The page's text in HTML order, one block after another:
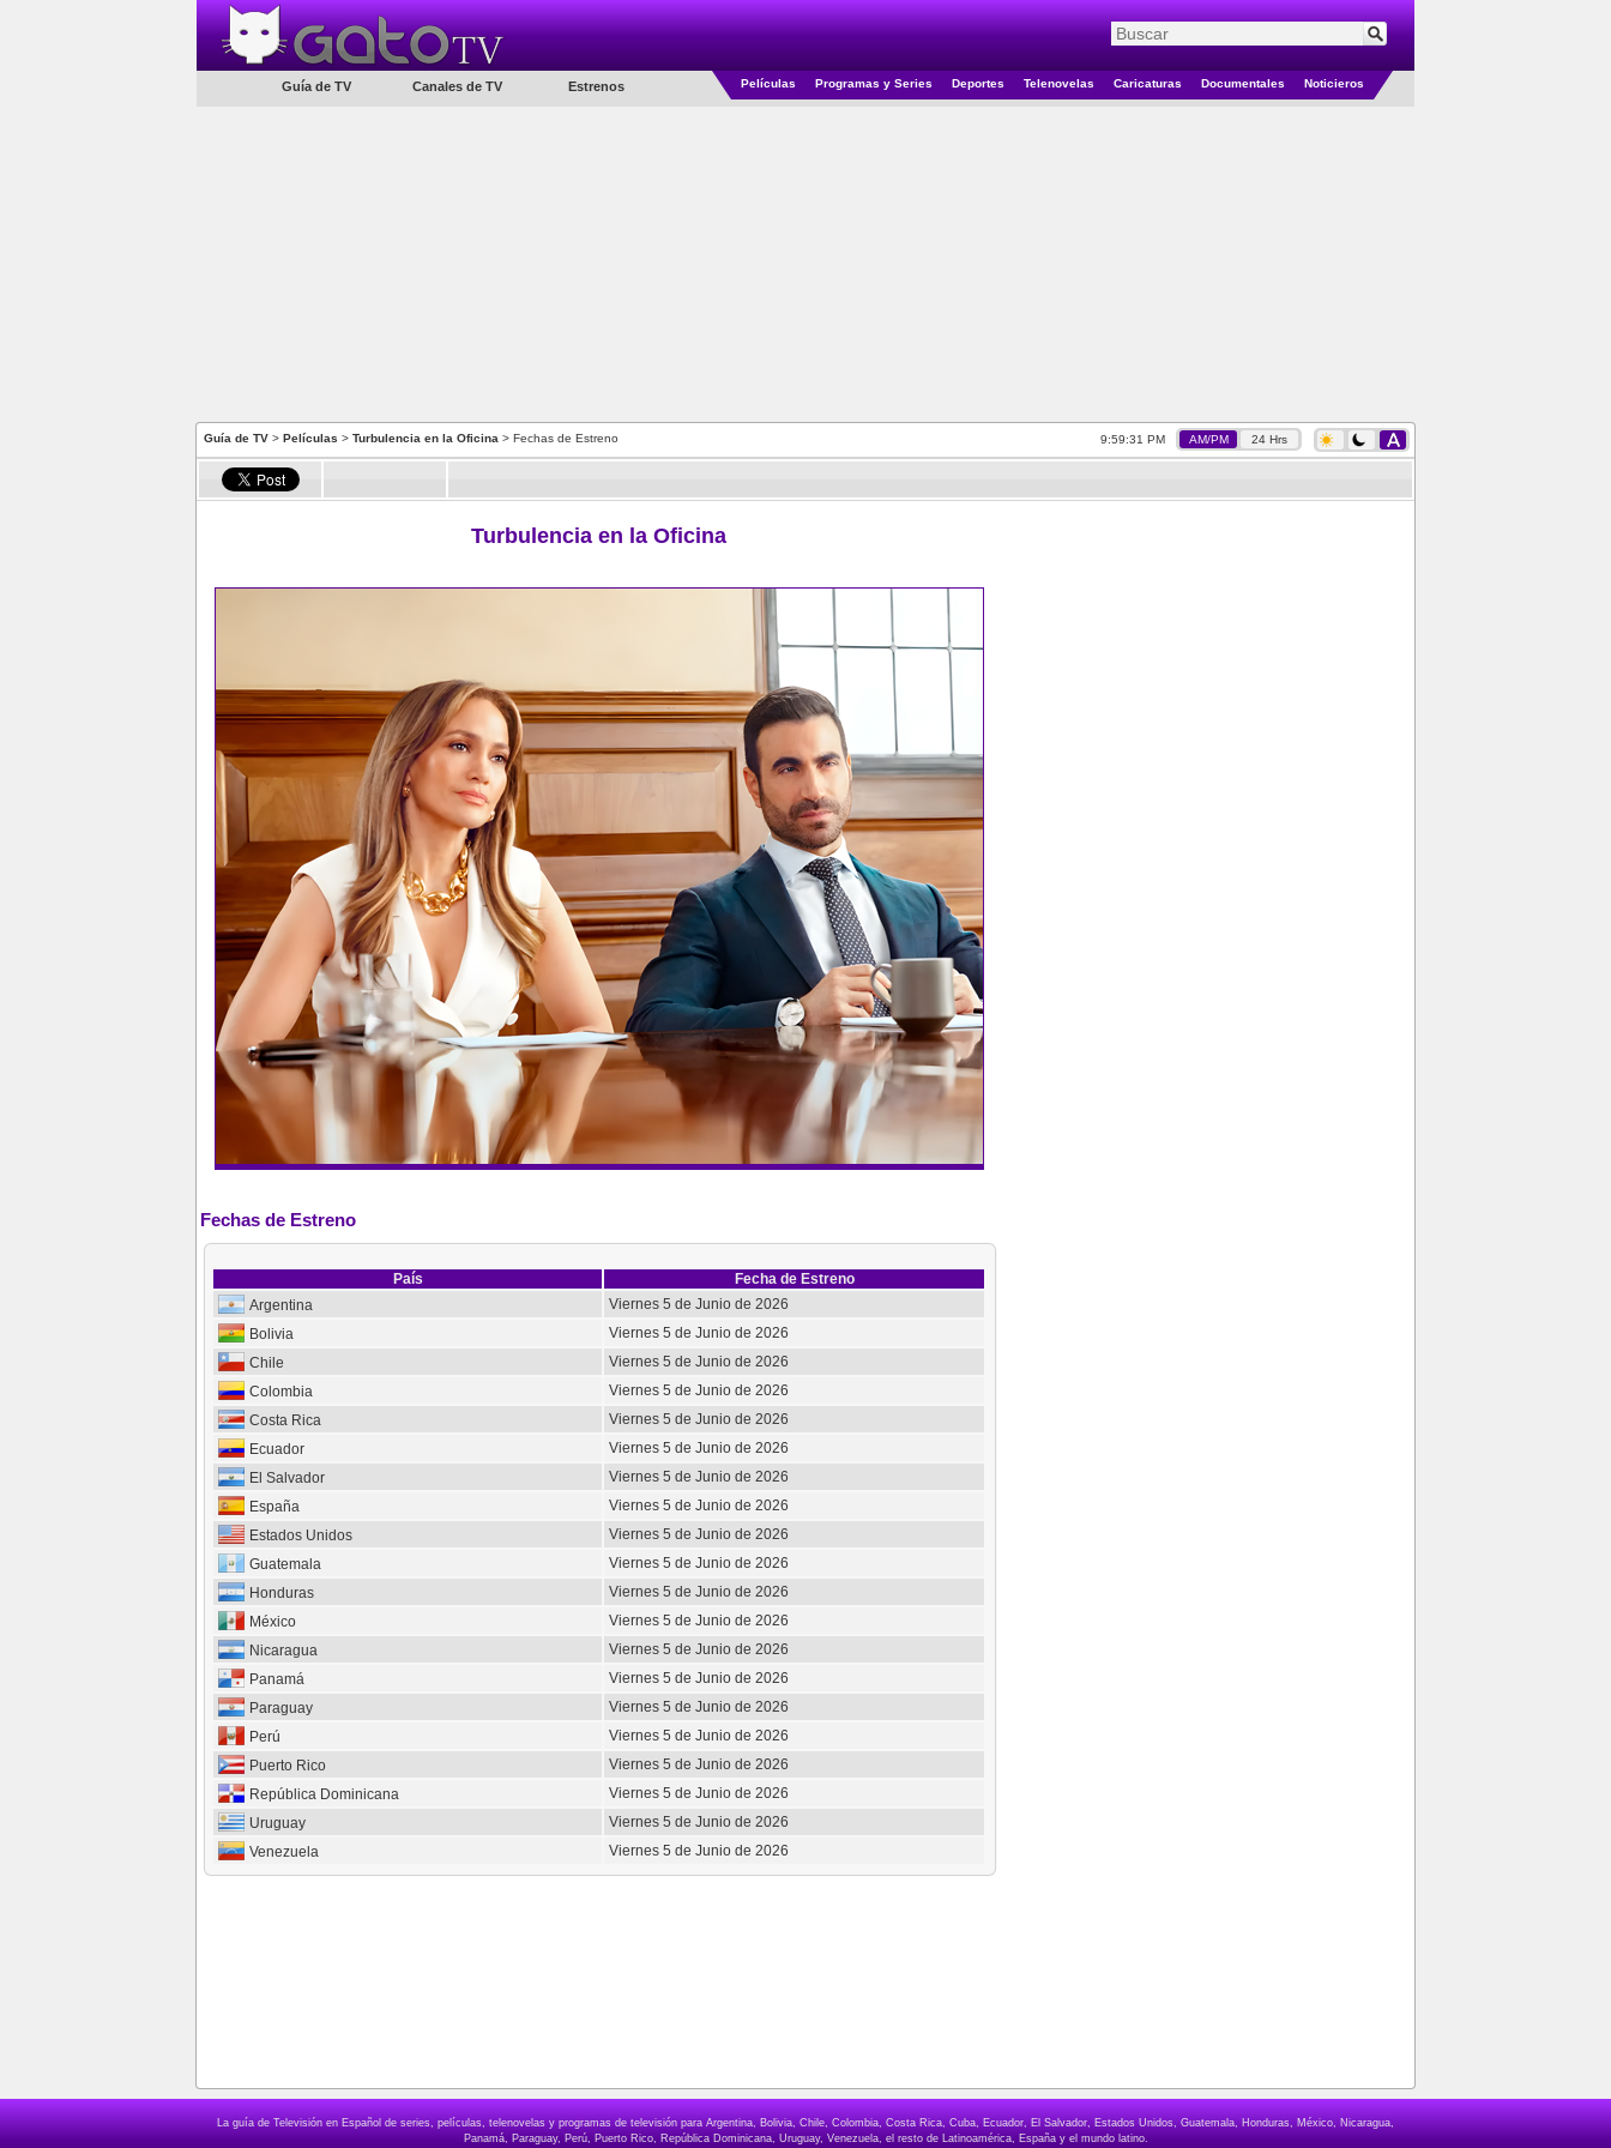
Guía de TV Canales de TV Estrenos Películas Programas y Series Deportes Telenovelas Caricaturas Documentales Noticieros
Guía de TV > Películas > Turbulencia en la Oficina > Fechas de Estreno 9:59:32 PM AM/PM 24 Hrs
Turbulencia en la Oficina
Fechas de Estreno
País
Fecha de Estreno
Argentina
Viernes 5 de Junio de 2026
Bolivia
Viernes 5 de Junio de 2026
Chile
Viernes 5 de Junio de 2026
Colombia
Viernes 5 de Junio de 2026
Costa Rica
Viernes 5 de Junio de 2026
Ecuador
Viernes 5 de Junio de 2026
El Salvador
Viernes 5 de Junio de 2026
España
Viernes 5 de Junio de 2026
Estados Unidos
Viernes 5 de Junio de 2026
Guatemala
Viernes 5 de Junio de 2026
Honduras
Viernes 5 de Junio de 2026
México
Viernes 5 de Junio de 2026
Nicaragua
Viernes 5 de Junio de 2026
Panamá
Viernes 5 de Junio de 2026
Paraguay
Viernes 5 de Junio de 2026
Perú
Viernes 5 de Junio de 2026
Puerto Rico
Viernes 5 de Junio de 2026
República Dominicana
Viernes 5 de Junio de 2026
Uruguay
Viernes 5 de Junio de 2026
Venezuela
Viernes 5 de Junio de 2026
La guía de Televisión en Español de series, películas, telenovelas y programas de televisión para Argentina, Bolivia, Chile, Colombia, Costa Rica, Cuba, Ecuador, El Salvador, Estados Unidos, Guatemala, Honduras, México, Nicaragua,
Panamá, Paraguay, Perú, Puerto Rico, República Dominicana, Uruguay, Venezuela, el resto de Latinoamérica, España y el mundo latino.